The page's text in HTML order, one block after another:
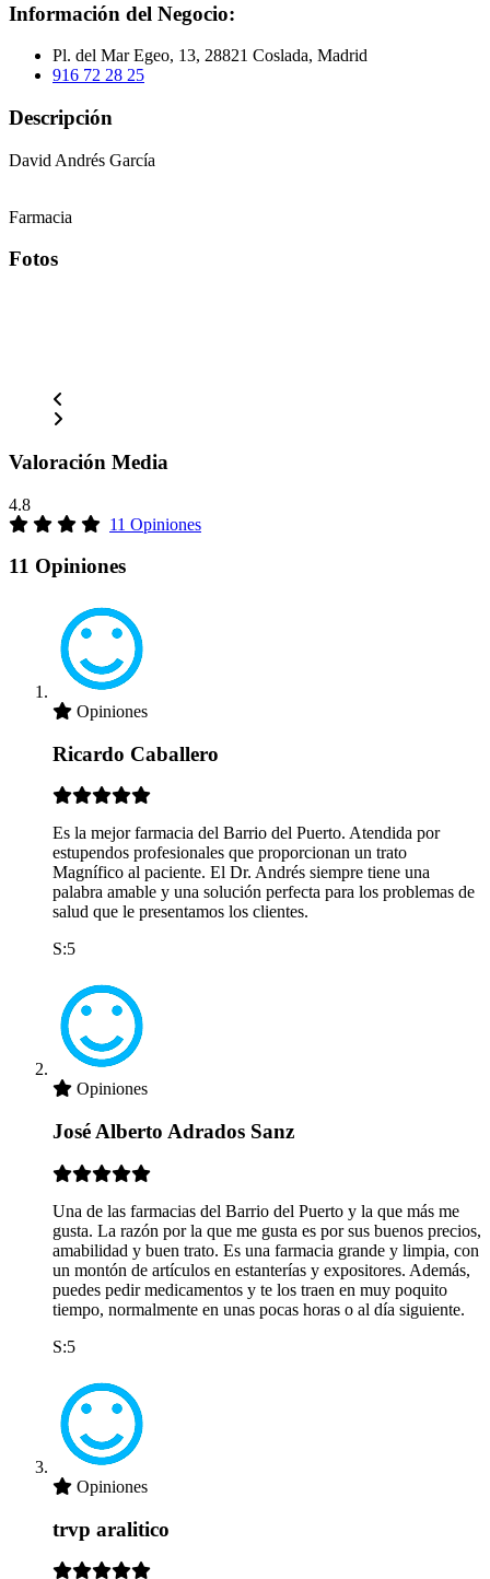
Información del Negocio:
Pl. del Mar Egeo, 13, 28821 Coslada, Madrid
916 72 28 25
Descripción
David Andrés García
Farmacia
Fotos
Valoración Media
4.8
11 Opiniones
11 Opiniones
Opiniones
Ricardo Caballero
Es la mejor farmacia del Barrio del Puerto. Atendida por
estupendos profesionales que proporcionan un trato
Magnífico al paciente. El Dr. Andrés siempre tiene una
palabra amable y una solución perfecta para los problemas de
salud que le presentamos los clientes.
S:5
Opiniones
José Alberto Adrados Sanz
Una de las farmacias del Barrio del Puerto y la que más me
gusta. La razón por la que me gusta es por sus buenos precios,
amabilidad y buen trato. Es una farmacia grande y limpia, con
un montón de artículos en estanterías y expositores. Además,
puedes pedir medicamentos y te los traen en muy poquito
tiempo, normalmente en unas pocas horas o al día siguiente.
S:5
Opiniones
trvp aralitico